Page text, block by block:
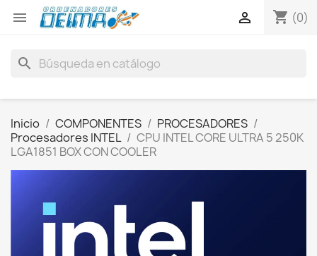
 shopping_cart (0)

search
Inicio COMPONENTES
PROCESADORES
Procesadores INTEL
CPU INTEL CORE ULTRA 5 250K
LGA1851 BOX CON COOLER